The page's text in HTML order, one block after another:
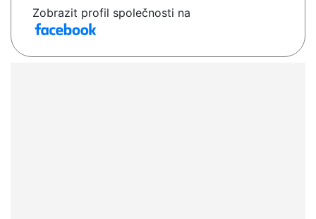
Zobrazit profil společnosti na